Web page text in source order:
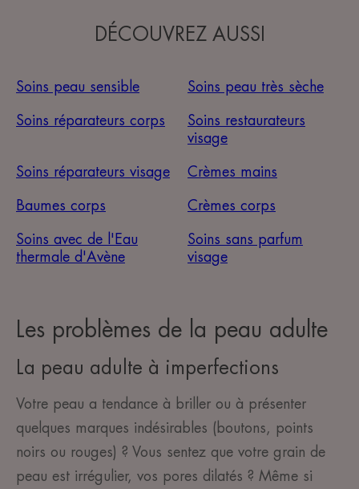
DÉCOUVREZ AUSSI
Soins peau sensible Soins peau très sèche
Soins réparateurs corps
Soins restaurateurs
visage
Soins réparateurs visage Crèmes mains
Baumes corps Crèmes corps
Soins avec de l'Eau
thermale d'Avène
Soins sans parfum
visage
Les problèmes de la peau adulte
La peau adulte à imperfections
Votre peau a tendance à briller ou à présenter
quelques marques indésirables (boutons, points
noirs ou rouges) ? Vous sentez que votre grain de
peau est irrégulier, vos pores dilatés ? Même si